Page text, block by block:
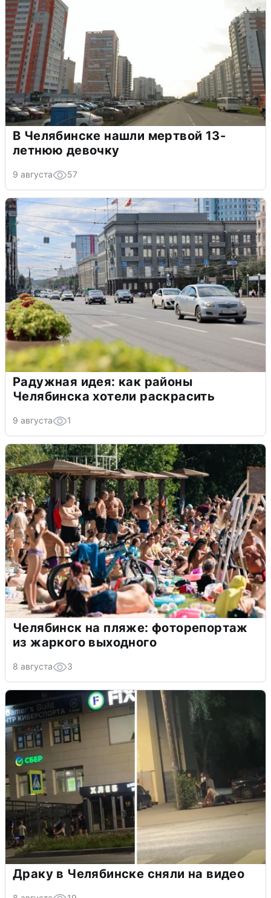
В Челябинске нашли мертвой 13-
летнюю девочку
9 августа 57
Радужная идея: как районы
Челябинска хотели раскрасить
9 августа 1
Челябинск на пляже: фоторепортаж
из жаркого выходного
8 августа 3
Драку в Челябинске сняли на видео